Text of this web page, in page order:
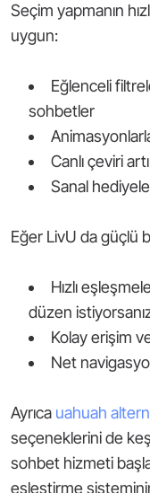
Seçim yapmanın
uygun:
Eğlenceli
sohbetler
Canlı çeviri
Sanal
Eğer LivU da güçlü
Hızlı
düzen
Kolay erişim
Net
Ayrıca uahuah
seçeneklerini de
sohbet hizmeti
eşleştirme